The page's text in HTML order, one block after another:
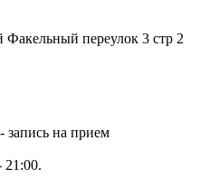
Факельный переулок 3 стр 2